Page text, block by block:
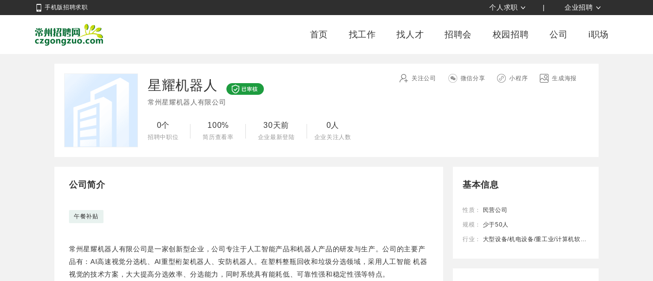
手机版招聘求职 个人求职 | 企业招聘
首页 找工作 找人才 招聘会 校园招聘 公司 i职场
星耀机器人
常州星耀机器人有限公司
0个
招聘中职位
100%
简历查看率
30天前
企业最新登陆
0人
企业关注人数
关注公司 微信分享 小程序 生成海报
公司简介
午餐补贴
常州星耀机器人有限公司是一家创新型企业，公司专注于人工智能产品和机器人产品的研发与生产。公司的主要产
品有：AI高速视觉分选机、AI重型桁架机器人、安防机器人。在塑料整瓶回收和垃圾分选领域，采用人工智能 机器
视觉的技术方案，大大提高分选效率、分选能力，同时系统具有能耗低、可靠性强和稳定性强等特点。
基本信息
性质： 民营公司
规模： 少于50人
行业： 大型设备/机电设备/重工业/计算机软件/计算机硬件